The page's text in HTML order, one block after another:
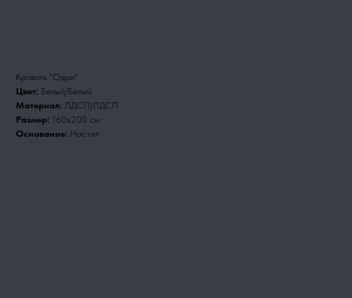
Кровать "Одри"
Цвет: Белый/Белый
Материал: ЛДСП/ЛДСП
Размер: 160х200 см
Основание: Настил